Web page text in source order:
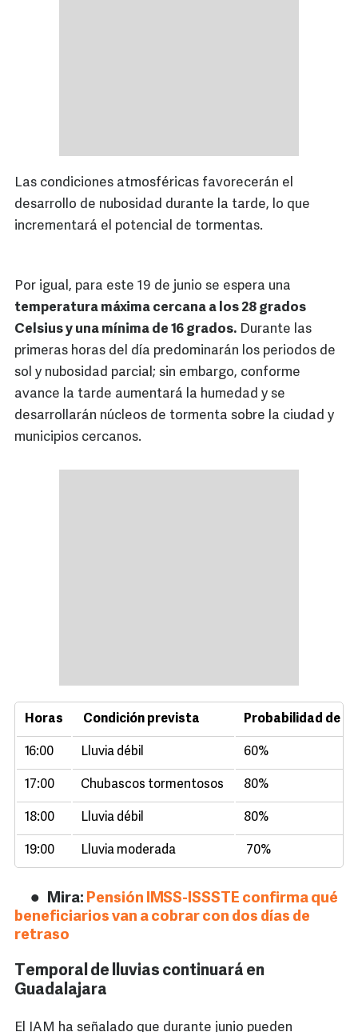
Las condiciones atmosféricas favorecerán el
desarrollo de nubosidad durante la tarde, lo que
incrementará el potencial de tormentas.
Por igual, para este 19 de junio se espera una
temperatura máxima cercana a los 28 grados
Celsius y una mínima de 16 grados. Durante las
primeras horas del día predominarán los periodos de
sol y nubosidad parcial; sin embargo, conforme
avance la tarde aumentará la humedad y se
desarrollarán núcleos de tormenta sobre la ciudad y
municipios cercanos.
Horas Condición prevista Probabilidad de
16:00 Lluvia débil 60%
17:00 Chubascos tormentosos 80%
18:00 Lluvia débil 80%
19:00 Lluvia moderada 70%
Mira: Pensión IMSS-ISSSTE confirma qué
beneficiarios van a cobrar con dos días de
retraso
Temporal de lluvias continuará en
Guadalajara
El IAM ha señalado que durante junio pueden